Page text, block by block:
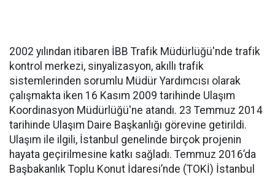
2002 yılından itibaren İBB Trafik Müdürlüğü'nde trafik
kontrol merkezi, sinyalizasyon, akıllı trafik
sistemlerinden sorumlu Müdür Yardımcısı olarak
çalışmakta iken 16 Kasım 2009 tarihinde Ulaşım
Koordinasyon Müdürlüğü'ne atandı. 23 Temmuz 2014
tarihinde Ulaşım Daire Başkanlığı görevine getirildi.
Ulaşım ile ilgili, İstanbul genelinde birçok projenin
hayata geçirilmesine katkı sağladı. Temmuz 2016’da
Başbakanlık Toplu Konut İdaresi’nde (TOKİ) İstanbul